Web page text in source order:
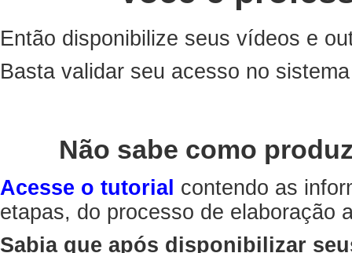
Então disponibilize seus vídeos e
Basta validar seu acesso no
Não sabe como
Acesse o tutorial contendo as
etapas, do processo de elaboração
Sabia que após disponibilizar